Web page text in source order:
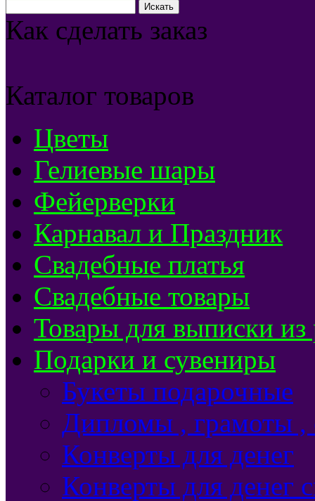
Как сделать заказ
Каталог товаров
Цветы
Гелиевые шары
Фейерверки
Карнавал и Праздник
Свадебные платья
Свадебные товары
Товары для выписки из
Подарки и сувениры
Букеты подарочные
Дипломы , грамоты ,
Конверты для денег
Конверты для денег